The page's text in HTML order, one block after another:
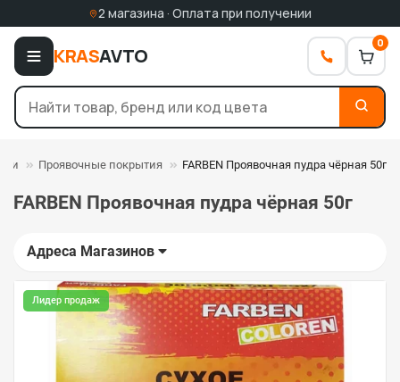
2 магазина · Оплата при получении
KRASAVTO
0
Проявочные покрытия FARBEN Проявочная пудра чёрная 50г
FARBEN Проявочная пудра чёрная 50г
Адреса Магазинов
Лидер продаж